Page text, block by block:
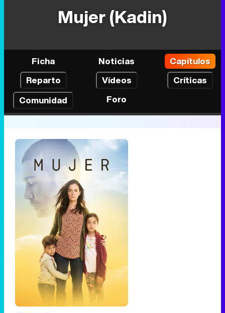
Mujer (Kadin)
Ficha Noticias
Capítulos
Reparto
Vídeos
Críticas
Comunidad
Foro